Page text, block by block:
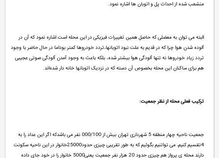
منشعب شده از احداث پل و اتوبان ها اشاره نمود.
البته می توان به معضلی که حاصل همین تغییرات فیزیکی در این محله است اشاره نمود که آن در
آلوده شدن هوا چرا که در قدیم به علت نبود اتوبانها،تردد خودروها کمتر بوداما در حال حاضر با وجود
تردد زیاد خودروها نه تنها آلودگی هوا بیشتر شده، بلکه باعث به وجود آمدن آلودگی صوتی عجیبی
هم برای ساکنان این محله بخصوص آن دسته که در نزدیک اتوبانها خانه دار شده‌اند.
ترکیب فعلی محله از نظر جمعیت:
جمعیت ناحیه چهار منطقه 5 شهرداری تهران بیش از 000/100 نفر می باشدکه اگر این عداد را به
4تقسیم کنیم، می تواتنیم بگوئیم که به طور تقریبی چیزی حدود25000خانوار در این ناحیه سکونت
دارند.محله ی پرواز هم چیزی حدود 20 هزار نفر جمعیت یعنی5000 خانوار را در خود جای داده